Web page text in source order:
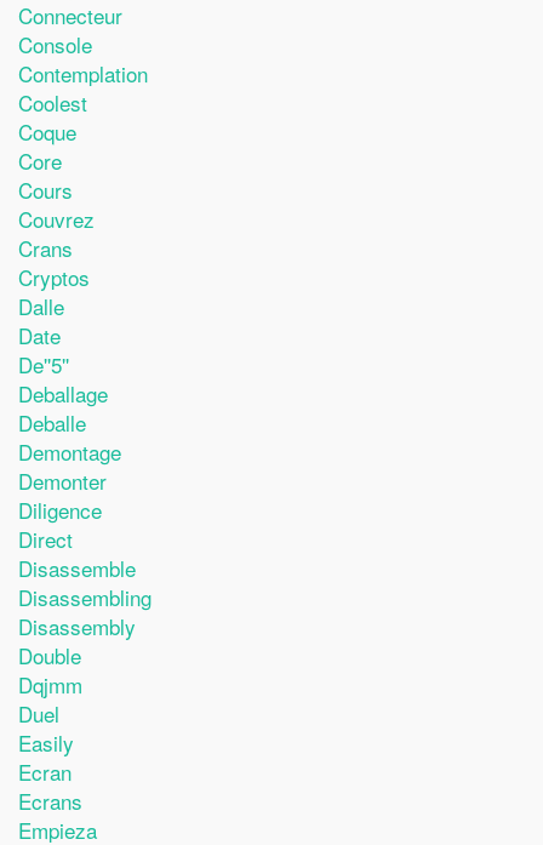
Connecteur
Console
Contemplation
Coolest
Coque
Core
Cours
Couvrez
Crans
Cryptos
Dalle
Date
De''5''
Deballage
Deballe
Demontage
Demonter
Diligence
Direct
Disassemble
Disassembling
Disassembly
Double
Dqjmm
Duel
Easily
Ecran
Ecrans
Empieza